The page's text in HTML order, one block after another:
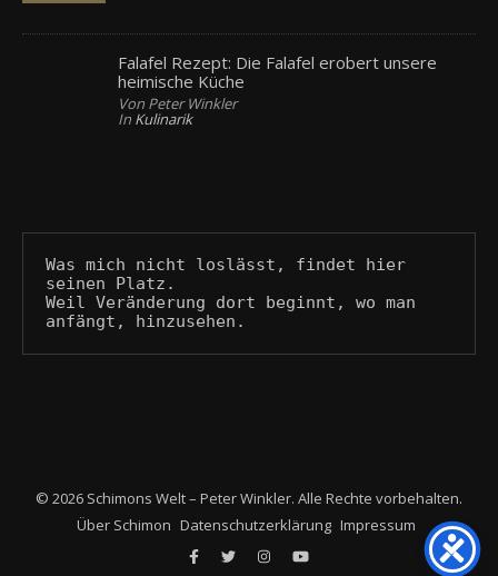
Falafel Rezept: Die Falafel erobert unsere
heimische Küche
Von Peter Winkler
In Kulinarik
Was mich nicht loslässt, findet hier
seinen Platz.
Weil Veränderung dort beginnt, wo man
anfängt, hinzusehen.
© 2026 Schimons Welt – Peter Winkler. Alle Rechte vorbehalten.
Über Schimon Datenschutzerklärung Impressum